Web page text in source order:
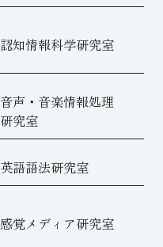
認知情報科学研究室
音声・音楽情報処理
研究室
英語語法研究室
感覚メディア研究室